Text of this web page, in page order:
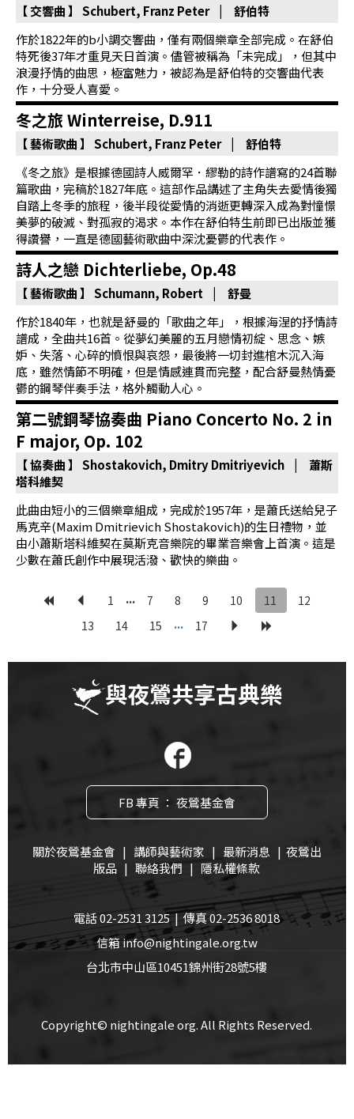
【 交響曲 】
Schubert, Franz Peter | 舒伯特
作於1822年的b小調交響曲，僅有兩個樂章全部完成。在舒伯
特死後37年才重見天日首演。儘管被稱為「未完成」，但其中
浪漫抒情的曲思，極富魅力，被認為是舒伯特的交響曲代表
作，十分受人喜愛。
冬之旅 Winterreise, D.911
【 藝術歌曲 】
Schubert, Franz Peter | 舒伯特
《冬之旅》是根據德國詩人威爾罕．繆勒的詩作譜寫的24首聯
篇歌曲，完稿於1827年底。這部作品講述了主角失去愛情後獨
自踏上冬季的旅程，後半段從愛情的消逝更轉深入成為對憧憬
美夢的破滅、對孤寂的渴求。本作在舒伯特生前即已出版並獲
得讚譽，一直是德國藝術歌曲中深沈憂鬱的代表作。
詩人之戀 Dichterliebe, Op.48
【 藝術歌曲 】
Schumann, Robert | 舒曼
作於1840年，也就是舒曼的「歌曲之年」，根據海涅的抒情詩
譜成，全曲共16首。從夢幻美麗的五月戀情初綻、思念、嫉
妒、失落、心碎的憤恨與哀怨，最後將一切封進棺木沉入海
底，雖然情節不明確，但是情感連貫而完整，配合舒曼熱情憂
鬱的鋼琴伴奏手法，格外觸動人心。
第二號鋼琴協奏曲 Piano Concerto No. 2 in
F major, Op. 102
【 協奏曲 】
Shostakovich, Dmitry Dmitriyevich | 蕭斯
塔科維契
此曲由短小的三個樂章組成，完成於1957年，是蕭氏送給兒子
馬克辛(Maxim Dmitrievich Shostakovich)的生日禮物，並
由小蕭斯塔科維契在莫斯克音樂院的畢業音樂會上首演。這是
少數在蕭氏創作中展現活潑、歡快的樂曲。
1 ... 7 8 9 10 11
12
13
14 15 ... 17
與夜鶯共享古典樂
FB 專頁 ： 夜鶯基金會
關於夜鶯基金會 | 講師與藝術家 | 最新消息 | 夜鶯出
版品 | 聯絡我們 | 隱私權條款
電話 02-2531 3125 | 傳真 02-2536 8018
信箱 info@nightingale.org.tw
台北市中山區10451錦州街28號5樓
Copyright© nightingale org. All Rights Reserved.